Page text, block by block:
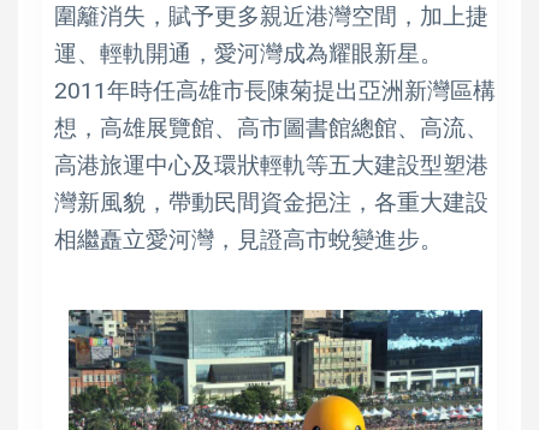
圍籬消失，賦予更多親近港灣空間，加上捷
運、輕軌開通，愛河灣成為耀眼新星。
2011年時任高雄市長陳菊提出亞洲新灣區構
想，高雄展覽館、高市圖書館總館、高流、
高港旅運中心及環狀輕軌等五大建設型塑港
灣新風貌，帶動民間資金挹注，各重大建設
相繼矗立愛河灣，見證高市蛻變進步。